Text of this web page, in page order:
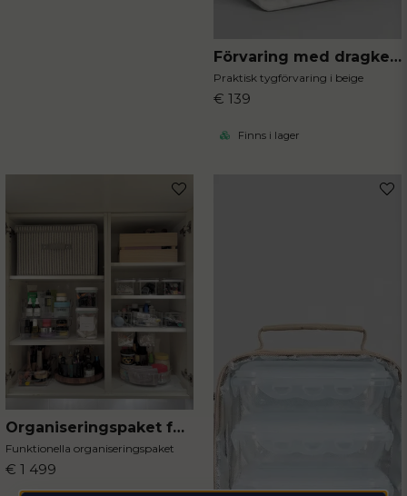
Förvaring med dragkedja
Praktisk tygförvaring i beige
€ 139
Finns i lager
Organiseringspaket för badrummet
Funktionella organiseringspaket
€ 1 499